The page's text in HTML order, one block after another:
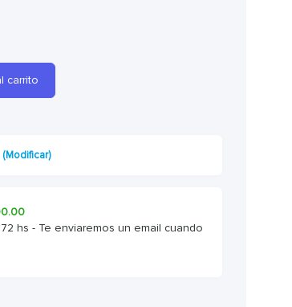
carrito
(Modificar)
hs - Te enviaremos un email cuando